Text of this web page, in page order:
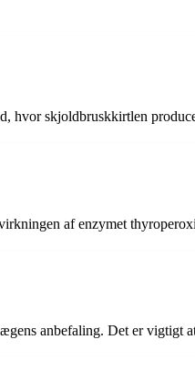
hvor skjoldbruskkirtlen
af enzymet
anbefaling. Det er vigtigt